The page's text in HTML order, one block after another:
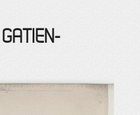
GATIEN-